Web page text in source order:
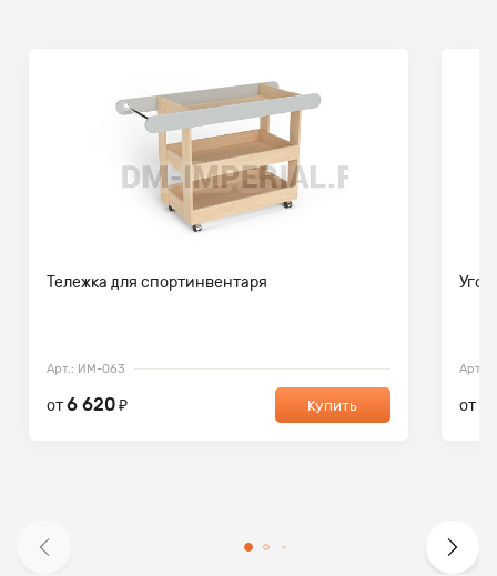
Тележка для спортинвентаря
Арт.: ИМ-063
от6 620₽ Купить
Арт.:
от